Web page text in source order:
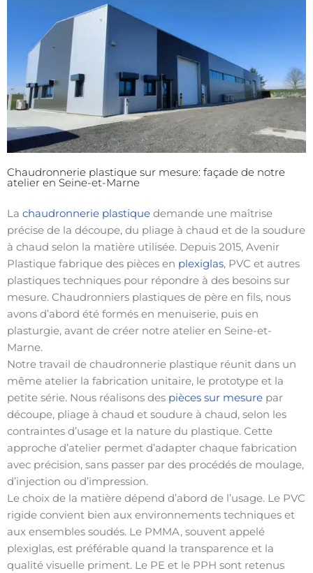
Chaudronnerie plastique sur mesure: façade de notre
atelier en Seine-et-Marne
La chaudronnerie plastique demande une maîtrise
précise de la découpe, du pliage à chaud et de la soudure
à chaud selon la matière utilisée. Depuis 2015, Avenir
Plastique fabrique des pièces en plexiglas, PVC et autres
plastiques techniques pour répondre à des besoins sur
mesure. Chaudronniers plastiques de père en fils, nous
avons d’abord été formés en menuiserie, puis en
plasturgie, avant de créer notre atelier en Seine-et-
Marne.
Notre travail de chaudronnerie plastique réunit dans un
même atelier la fabrication unitaire, le prototype et la
petite série. Nous réalisons des pièces sur mesure par
découpe, pliage à chaud et soudure à chaud, selon les
contraintes d’usage et la nature du plastique. Cette
approche d’atelier permet d’adapter chaque fabrication
avec précision, sans passer par des procédés de moulage,
d’injection ou d’impression.
Le choix de la matière dépend d’abord de l’usage. Le PVC
rigide convient bien aux environnements techniques et
aux ensembles soudés. Le PMMA, souvent appelé
plexiglas, est préférable quand la transparence et la
qualité visuelle priment. Le PE et le PPH sont retenus